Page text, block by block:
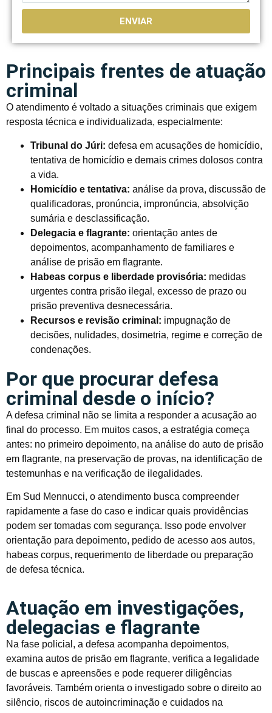
ENVIAR
Principais frentes de atuação
criminal
O atendimento é voltado a situações criminais que exigem
resposta técnica e individualizada, especialmente:
Tribunal do Júri: defesa em acusações de homicídio,
tentativa de homicídio e demais crimes dolosos contra
a vida.
Homicídio e tentativa: análise da prova, discussão de
qualificadoras, pronúncia, impronúncia, absolvição
sumária e desclassificação.
Delegacia e flagrante: orientação antes de
depoimentos, acompanhamento de familiares e
análise de prisão em flagrante.
Habeas corpus e liberdade provisória: medidas
urgentes contra prisão ilegal, excesso de prazo ou
prisão preventiva desnecessária.
Recursos e revisão criminal: impugnação de
decisões, nulidades, dosimetria, regime e correção de
condenações.
Por que procurar defesa
criminal desde o início?
A defesa criminal não se limita a responder a acusação ao
final do processo. Em muitos casos, a estratégia começa
antes: no primeiro depoimento, na análise do auto de prisão
em flagrante, na preservação de provas, na identificação de
testemunhas e na verificação de ilegalidades.
Em Sud Mennucci, o atendimento busca compreender
rapidamente a fase do caso e indicar quais providências
podem ser tomadas com segurança. Isso pode envolver
orientação para depoimento, pedido de acesso aos autos,
habeas corpus, requerimento de liberdade ou preparação
de defesa técnica.
Atuação em investigações,
delegacias e flagrante
Na fase policial, a defesa acompanha depoimentos,
examina autos de prisão em flagrante, verifica a legalidade
de buscas e apreensões e pode requerer diligências
favoráveis. Também orienta o investigado sobre o direito ao
silêncio, riscos de autoincriminação e cuidados na